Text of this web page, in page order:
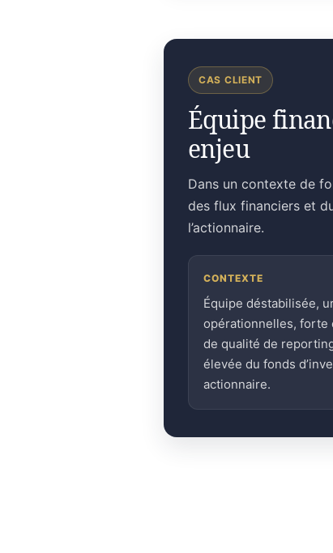
CAS CLIENT
Équipe
enjeu
Dans un contexte de
des flux financiers et
l’actionnaire.
CONTEXTE
Équipe déstabilisée,
opérationnelles, forte
de qualité de
élevée du fonds
actionnaire.